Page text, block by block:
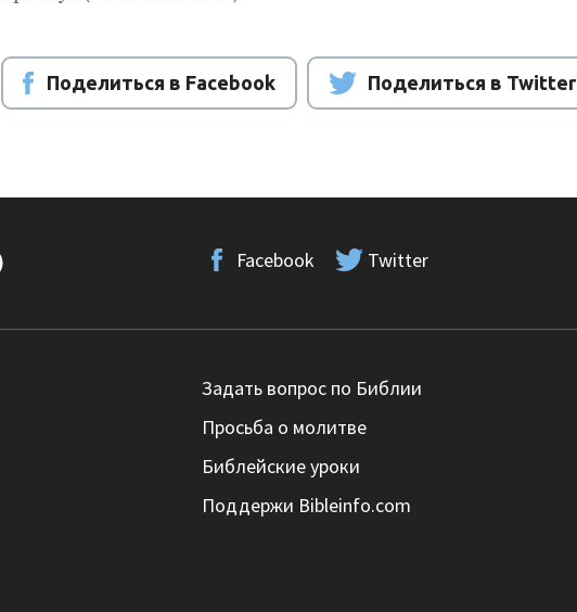
Поделиться в Facebook Поделиться в Twitter
Facebook Twitter
Задать вопрос по Библии
Просьба о молитве
Библейские уроки
Поддержи Bibleinfo.com